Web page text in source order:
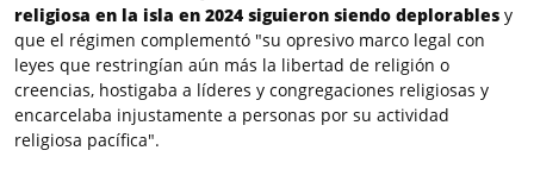
religiosa en la isla en 2024 siguieron siendo deplorables y
que el régimen complementó "su opresivo marco legal con
leyes que restringían aún más la libertad de religión o
creencias, hostigaba a líderes y congregaciones religiosas y
encarcelaba injustamente a personas por su actividad
religiosa pacífica".